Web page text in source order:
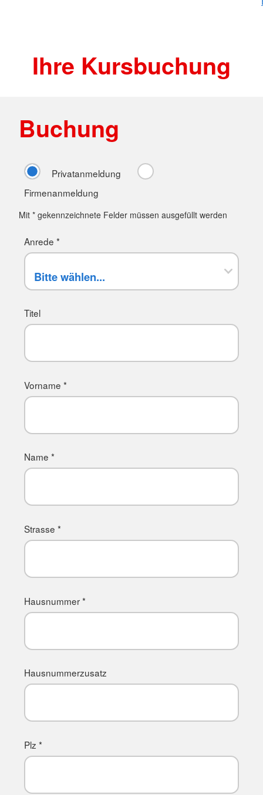
Ihre Kursbuchung
Buchung
Privatanmeldung
Firmenanmeldung
Mit * gekennzeichnete Felder müssen ausgefüllt werden
Anrede *
Titel
Vorname *
Name *
Strasse *
Hausnummer *
Hausnummerzusatz
Plz *